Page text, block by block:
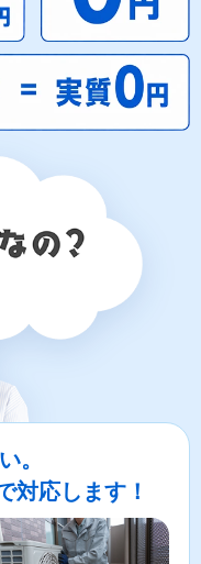
。
対応します！